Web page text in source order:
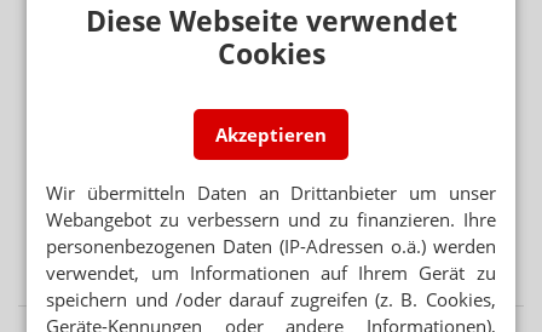
Diese Webseite verwendet
Cookies
Akzeptieren
Wir übermitteln Daten an Drittanbieter um unser
Webangebot zu verbessern und zu finanzieren. Ihre
personenbezogenen Daten (IP-Adressen o.ä.) werden
verwendet, um Informationen auf Ihrem Gerät zu
speichern und /oder darauf zugreifen (z. B. Cookies,
Geräte-Kennungen oder andere Informationen),
Mehr aus Ressort
SONNE STATT SUPPLEMENTE
Wegovy-Tablette ab September verfügbar
APP FÜR BRUSTKREBSPATIENTINNEN
„Wie eine Ärztin in der Handtasche“